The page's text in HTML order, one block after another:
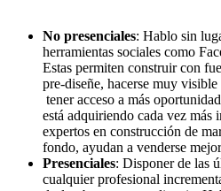
No presenciales: Hablo sin
herramientas sociales como
Estas permiten construir con
pre-diseñe, hacerse muy
tener acceso a más
está adquiriendo cada vez más
expertos en construcción de
fondo, ayudan a venderse
Presenciales: Disponer de las
cualquier profesional